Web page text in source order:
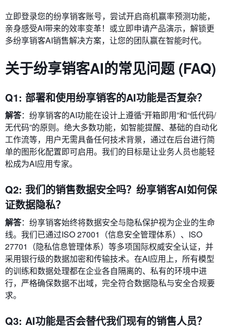
立即登录您的纷享销客账号，尝试开启商机赢率预测功能，
亲身感受AI带来的效率变革！或立即申请产品演示，解锁更
多纷享销客AI销售解决方案，让您的团队赢在智能时代。
关于纷享销客AI的常见问题 (FAQ)
Q1: 部署和使用纷享销客的AI功能是否复杂？
解答：纷享销客的AI功能在设计上遵循“开箱即用”和“低代码/
无代码”的原则。绝大多数功能，如智能提醒、基础的自动化
工作流等，用户无需具备任何技术背景，通过在后台进行简
单的图形化配置即可启用。我们的目标是让业务人员也能轻
松成为AI应用专家。
Q2: 我们的销售数据安全吗？纷享销客AI如何保
证数据隐私？
解答：纷享销客始终将数据安全与隐私保护视为企业的生命
线。我们已通过ISO 27001（信息安全管理体系）、ISO
27701（隐私信息管理体系）等多项国际权威安全认证，并
采用银行级的数据加密和传输技术。在AI应用上，所有模型
的训练和数据处理都在企业各自隔离的、私有的环境中进
行，严格确保数据不出域，完全符合数据隐私与安全合规要
求。
Q3: AI功能是否会替代我们现有的销售人员？